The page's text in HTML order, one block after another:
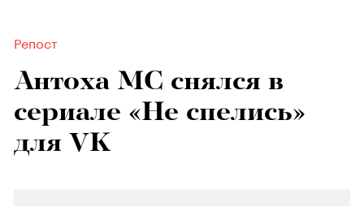
Репост
Антоха MC снялся в
сериале «Не спелись»
для VK